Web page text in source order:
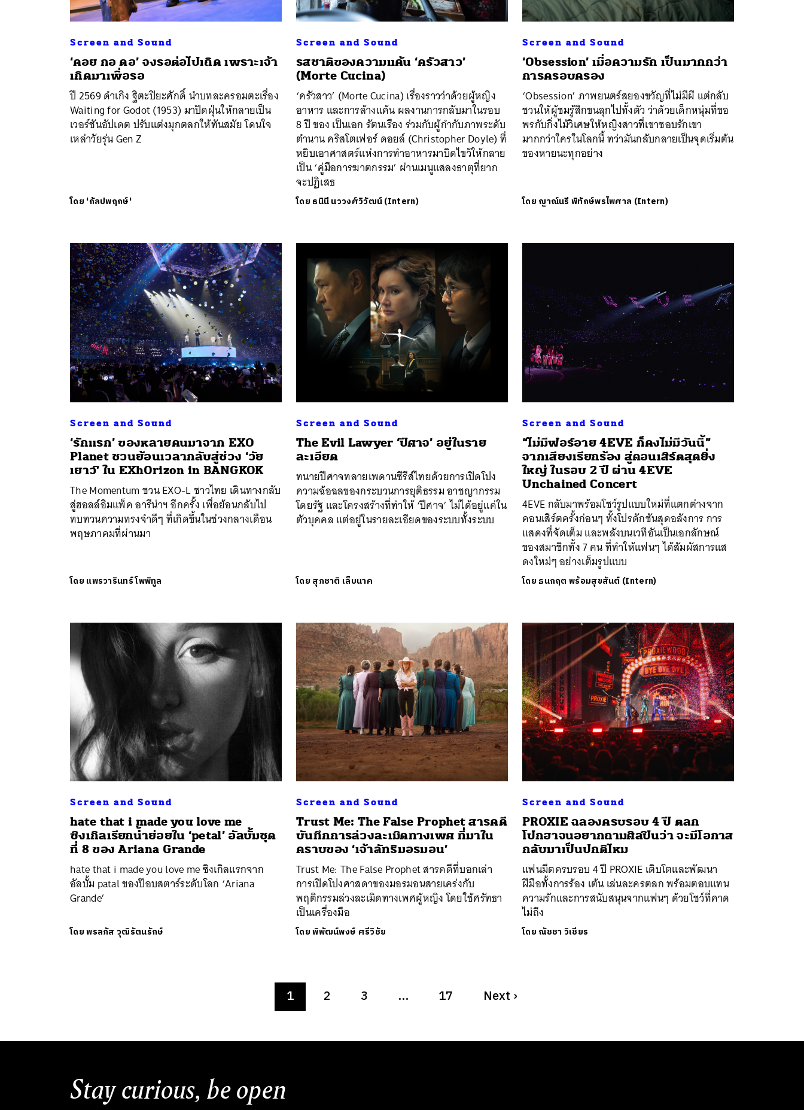
Screen and Sound
‘คอย กอ ดอ’ จงรอต่อไปเถิด เพราะเจ้า
เกิดมาเพื่อรอ
ปี 2569 ดำเกิง ฐิตะปิยะศักดิ์ นำบทละครอมตะเรื่อง
Waiting for Godot (1953) มาปัดฝุ่นให้กลายเป็น
เวอร์ชันอัปเดต ปรับแต่งมุกตลกให้ทันสมัย โดนใจ
เหล่าวัยรุ่น Gen Z
โดย 'กัลปพฤกษ์'
Screen and Sound
รสชาติของความแค้น ‘ครัวสาว’
(Morte Cucina)
‘ครัวสาว’ (Morte Cucina) เรื่องราวว่าด้วยผู้หญิง
อาหาร และการล้างแค้น ผลงานการกลับมาในรอบ
8 ปี ของ เป็นเอก รัตนเรือง ร่วมกับผู้กำกับภาพระดับ
ตำนาน คริสโตเฟอร์ ดอยล์ (Christopher Doyle) ที่
หยิบเอาศาสตร์แห่งการทำอาหารมาบิดไขว้ให้กลาย
เป็น ‘คู่มือการฆาตกรรม’ ผ่านเมนูแสลงธาตุที่ยาก
จะปฏิเสธ
โดย ธนินี นววงศ์วิวัฒน์ (Intern)
Screen and Sound
‘Obsession’ เมื่อความรัก เป็นมากกว่า
การครอบครอง
‘Obsession’ ภาพยนตร์สยองขวัญที่ไม่มีผี แต่กลับ
ชวนให้ผู้ชมรู้สึกขนลุกไปทั้งตัว ว่าด้วยเด็กหนุ่มที่ขอ
พรกับกิ่งไม้วิเศษให้หญิงสาวที่เขาชอบรักเขา
มากกว่าใครในโลกนี้ ทว่ามันกลับกลายเป็นจุดเริ่มต้น
ของหายนะทุกอย่าง
โดย ญาณ์นรี พิทักษ์พรไพศาล (Intern)
Screen and Sound
‘รักแรก’ ของหลายคนมาจาก EXO
Planet ชวนย้อนเวลากลับสู่ช่วง ‘วัย
เยาว์’ ใน EXhOrizon in BANGKOK
The Momentum ชวน EXO-L ชาวไทย เดินทางกลับ
สู่ฮอลล์อิมแพ็ค อารีน่าฯ อีกครั้ง เพื่อย้อนกลับไป
ทบทวนความทรงจำดีๆ ที่เกิดขึ้นในช่วงกลางเดือน
พฤษภาคมที่ผ่านมา
โดย แพรวารินทร์ โพพิทูล
Screen and Sound
The Evil Lawyer ‘ปีศาจ’ อยู่ในราย
ละเอียด
ทนายปีศาจทลายเพดานซีรีส์ไทยด้วยการเปิดโปง
ความฉ้อฉลของกระบวนการยุติธรรม อาชญากรรม
โดยรัฐ และโครงสร้างที่ทำให้ ‘ปีศาจ’ ไม่ได้อยู่แค่ใน
ตัวบุคคล แต่อยู่ในรายละเอียดของระบบทั้งระบบ
โดย สุภชาติ เล็บนาค
Screen and Sound
“ไม่มีฟอร์อาย 4EVE ก็คงไม่มีวันนี้”
จากเสียงเรียกร้อง สู่คอนเสิร์ตสุดยิ่ง
ใหญ่ ในรอบ 2 ปี ผ่าน 4EVE
Unchained Concert
4EVE กลับมาพร้อมโชว์รูปแบบใหม่ที่แตกต่างจาก
คอนเสิร์ตครั้งก่อนๆ ทั้งโปรดักชันสุดอลังการ การ
แสดงที่จัดเต็ม และพลังบนเวทีอันเป็นเอกลักษณ์
ของสมาชิกทั้ง 7 คน ที่ทำให้แฟนๆ ได้สัมผัสการแส
ดงใหม่ๆ อย่างเต็มรูปแบบ
โดย ธนกฤต พร้อมสุขสันต์ (Intern)
Screen and Sound
hate that i made you love me
ซิงเกิลเรียกน้ำย่อยใน ‘petal’ อัลบั้มชุด
ที่ 8 ของ Ariana Grande
hate that i made you love me ซิงเกิลแรกจาก
อัลบั้ม patal ของป๊อบสตาร์ระดับโลก ‘Ariana
Grande’
โดยพรลภัส วุฒิรัตนรักษ์
Screen and Sound
Trust Me: The False Prophet สารคดี
บันทึกการล่วงละเมิดทางเพศ ที่มาใน
คราบของ ‘เจ้าลัทธิมอรมอน’
Trust Me: The False Prophet สารคดีที่บอกเล่า
การเปิดโปงศาสดาของมอรมอนสายเคร่งกับ
พฤติกรรมล่วงละเมิดทางเพศผู้หญิง โดยใช้ศรัทธา
เป็นเครื่องมือ
โดยพิพัฒน์พงษ์ ศรีวิชัย
Screen and Sound
PROXIE ฉลองครบรอบ 4 ปี ตลก
โปกฮาจนอยากถามศิลปินว่า จะมีโอกาส
กลับมาเป็นปกติไหม
แฟนมีตครบรอบ 4 ปี PROXIE เติบโตและพัฒนา
ฝีมือทั้งการร้อง เต้น เล่นละครตลก พร้อมตอบแทน
ความรักและการสนับสนุนจากแฟนๆ ด้วยโชว์ที่คาด
ไม่ถึง
โดย ณัชชา วิเชียร
1 2 3 … 17 Next›
Stay curious, be open
ค้นหา
SHARE TWEET LINE EMAIL